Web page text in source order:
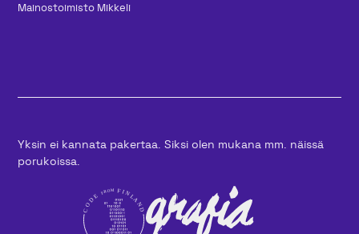
Mainos­toimisto Mikkeli
Yksin ei kannata pakertaa. Siksi olen mukana mm. näissä
porukoissa.